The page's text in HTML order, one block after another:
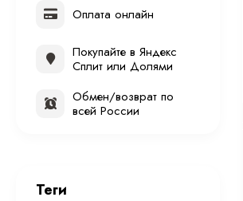
Оплата онлайн
Покупайте в Яндекс
Сплит или Долями
Обмен/возврат по
всей России
Теги